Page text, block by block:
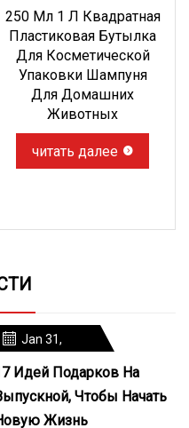
250 Мл 1 Л Квадратная
Пластиковая Бутылка
Для Косметической
Упаковки Шампуня
Для Домашних
Животных
читать далее
Jan 31,
Идей Подарков На
Чтобы Начать
Жизнь